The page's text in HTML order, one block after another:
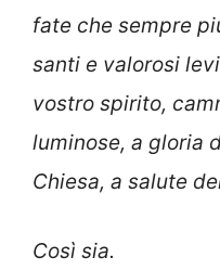
fate che sempre
santi e valorosi
vostro spirito,
luminose, a gloria
Chiesa, a salute
Così sia.